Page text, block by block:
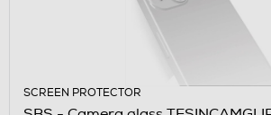
SCREEN PROTECTOR